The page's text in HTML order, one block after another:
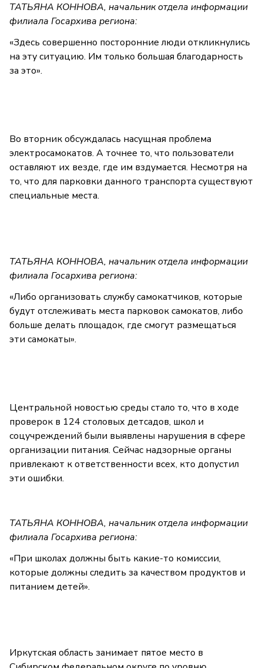
ТАТЬЯНА КОННОВА, начальник отдела информации
филиала Госархива региона:
«Здесь совершенно посторонние люди откликнулись
на эту ситуацию. Им только большая благодарность
за это».
Во вторник обсуждалась насущная проблема
электросамокатов. А точнее то, что пользователи
оставляют их везде, где им вздумается. Несмотря на
то, что для парковки данного транспорта существуют
специальные места.
ТАТЬЯНА КОННОВА, начальник отдела информации
филиала Госархива региона:
«Либо организовать службу самокатчиков, которые
будут отслеживать места парковок самокатов, либо
больше делать площадок, где смогут размещаться
эти самокаты».
Центральной новостью среды стало то, что в ходе
проверок в 124 столовых детсадов, школ и
соцучреждений были выявлены нарушения в сфере
организации питания. Сейчас надзорные органы
привлекают к ответственности всех, кто допустил
эти ошибки.
ТАТЬЯНА КОННОВА, начальник отдела информации
филиала Госархива региона:
«При школах должны быть какие-то комиссии,
которые должны следить за качеством продуктов и
питанием детей».
Иркутская область занимает пятое место в